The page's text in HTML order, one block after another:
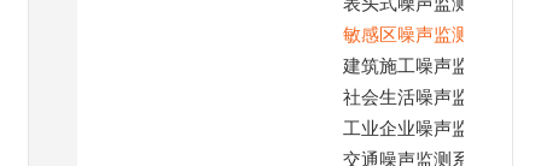
敏感区噪声监测系统
建筑施工噪声监测系统
社会生活噪声监测系统
工业企业噪声监测系统
交通噪声监测系统